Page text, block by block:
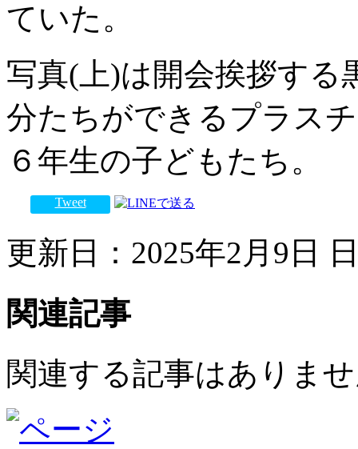
ていた。
写真(上)は開会挨拶する
分たちができるプラス
６年生の子どもたち。
Tweet
更新日：2025年2月9日
関連記事
関連する記事はありま